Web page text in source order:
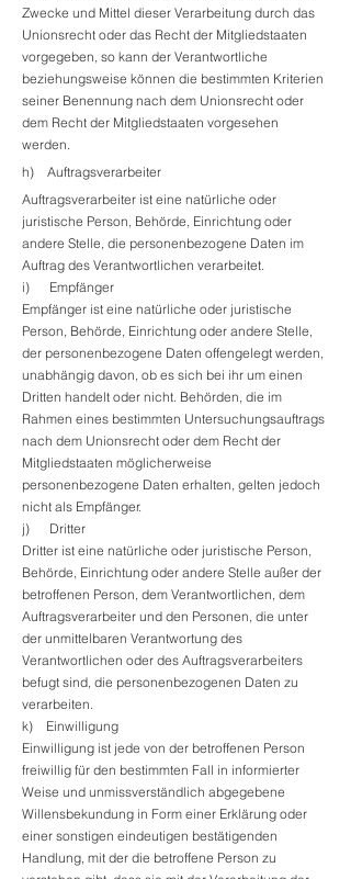
Zwecke und Mittel dieser Verarbeitung durch das
Unionsrecht oder das Recht der Mitgliedstaaten
vorgegeben, so kann der Verantwortliche
beziehungsweise können die bestimmten Kriterien
seiner Benennung nach dem Unionsrecht oder
dem Recht der Mitgliedstaaten vorgesehen
werden.
h) Auftragsverarbeiter
Auftragsverarbeiter ist eine natürliche oder
juristische Person, Behörde, Einrichtung oder
andere Stelle, die personenbezogene Daten im
Auftrag des Verantwortlichen verarbeitet.
i) Empfänger
Empfänger ist eine natürliche oder juristische
Person, Behörde, Einrichtung oder andere Stelle,
der personenbezogene Daten offengelegt werden,
unabhängig davon, ob es sich bei ihr um einen
Dritten handelt oder nicht. Behörden, die im
Rahmen eines bestimmten Untersuchungsauftrags
nach dem Unionsrecht oder dem Recht der
Mitgliedstaaten möglicherweise
personenbezogene Daten erhalten, gelten jedoch
nicht als Empfänger.
j) Dritter
Dritter ist eine natürliche oder juristische Person,
Behörde, Einrichtung oder andere Stelle außer der
betroffenen Person, dem Verantwortlichen, dem
Auftragsverarbeiter und den Personen, die unter
der unmittelbaren Verantwortung des
Verantwortlichen oder des Auftragsverarbeiters
befugt sind, die personenbezogenen Daten zu
verarbeiten.
k) Einwilligung
Einwilligung ist jede von der betroffenen Person
freiwillig für den bestimmten Fall in informierter
Weise und unmissverständlich abgegebene
Willensbekundung in Form einer Erklärung oder
einer sonstigen eindeutigen bestätigenden
Handlung, mit der die betroffene Person zu